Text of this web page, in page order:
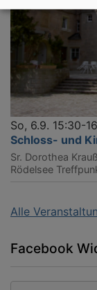
So, 6.9. 15:30-
Schloss- und
Sr. Dorothea
Rödelsee
Alle
Facebook